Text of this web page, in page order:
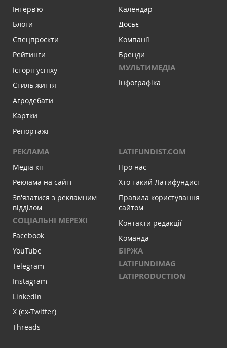
Інтервʼю
Блоги
Спецпроєкти
Рейтинги
Історії успіху
Стиль життя
Агродебати
Картки
Репортажі
Календар
Досьє
Компанії
Бренди
МУЛЬТИМЕДІА
Інфографіка
РЕКЛАМА
Медіа кіт
Реклама на сайті
Зв'язатися з рекламним
відділом
СОЦІАЛЬНІ МЕРЕЖІ
Facebook
YouTube
Telegram
Instagram
LinkedIn
X (ex-Twitter)
Threads
LATIFUNDIST.COM
Про нас
Хто такий Латифундист
Правила користування
сайтом
Контакти редакції
Команда
БІРЖА
LATIFUNDIMAG
LATIPRODUCTION